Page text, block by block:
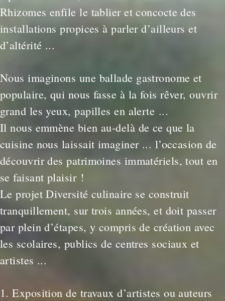
Rhizomes enfile le tablier et concocte des
installations propices à parler d’ailleurs et
d’altérité ...
Nous imaginons une ballade gastronome et
populaire, qui nous fasse à la fois rêver, ouvrir
grand les yeux, papilles en alerte ...
Il nous emmène bien au-delà de ce que la
cuisine nous laissait imaginer ... l’occasion de
découvrir des patrimoines immatériels, tout en
se faisant plaisir !
Le projet Diversité culinaire se construit
tranquillement, sur trois années, et doit passer
par plein d’étapes, y compris de création avec
les scolaires, publics de centres sociaux et
artistes ...
1. Exposition de travaux d’artistes ou auteurs